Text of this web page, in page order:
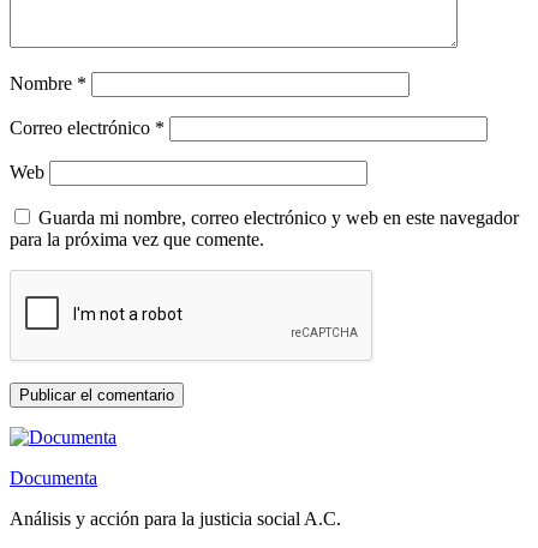
Nombre *
Correo electrónico *
Web
Guarda mi nombre, correo electrónico y web en este navegador
para la próxima vez que comente.
Documenta
Análisis y acción para la justicia social A.C.